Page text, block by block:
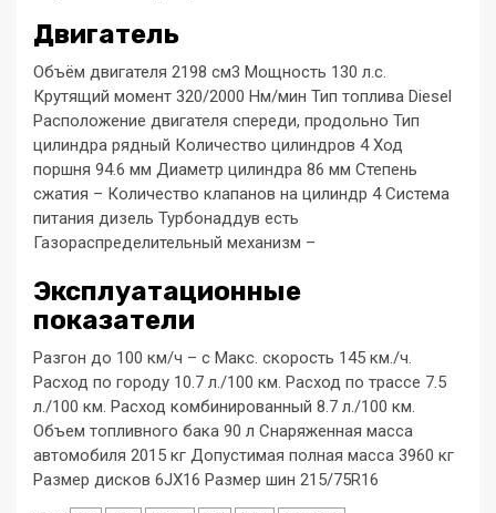
Двигатель
Объём двигателя 2198 см3 Мощность 130 л.с.
Крутящий момент 320/2000 Нм/мин Тип топлива Diesel
Расположение двигателя спереди, продольно Тип
цилиндра рядный Количество цилиндров 4 Ход
поршня 94.6 мм Диаметр цилиндра 86 мм Cтепень
сжатия – Количество клапанов на цилиндр 4 Система
питания дизель Турбонаддув есть
Газораспределительный механизм –
Эксплуатационные
показатели
Разгон до 100 км/ч – с Макс. скорость 145 км./ч.
Расход по городу 10.7 л./100 км. Расход по трассе 7.5
л./100 км. Расход комбинированный 8.7 л./100 км.
Объем топливного бака 90 л Снаряженная масса
автомобиля 2015 кг Допустимая полная масса 3960 кг
Размер дисков 6JX16 Размер шин 215/75R16